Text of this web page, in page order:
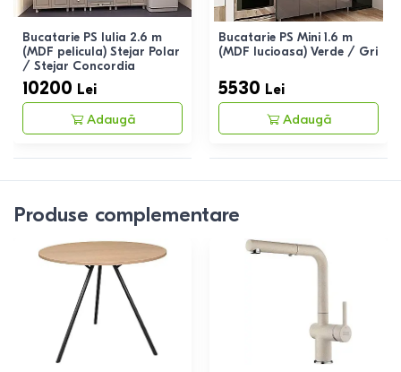
Bucatarie PS Iulia 2.6 m
(MDF pelicula) Stejar Polar
/ Stejar Concordia
10200 Lei
Adaugă
Bucatarie PS Mini 1.6 m
(MDF lucioasa) Verde / Gri
5530 Lei
Adaugă
Produse complementare